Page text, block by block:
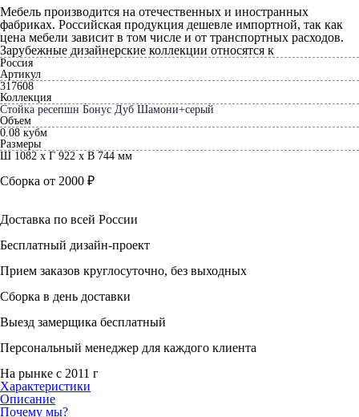
Мебель производится на отечественных и иностранных
фабриках. Российская продукция дешевле импортной, так как
цена мебели зависит в том числе и от транспортных расходов.
Зарубежные дизайнерские коллекции относятся к
Россия
Артикул
317608
Коллекция
Стойка ресепшн Бонус Дуб Шамони+серый
Объем
0.08 кубм
Размеры
Ш 1082 x Г 922 x В 744 мм
Сборка от 2000 ₽
Доставка по всей России
Бесплатный дизайн-проект
Прием заказов круглосуточно, без выходных
Сборка в день доставки
Выезд замерщика бесплатный
Персональный менеджер для каждого клиента
На рынке с 2011 г
Характеристики
Описание
Почему мы?